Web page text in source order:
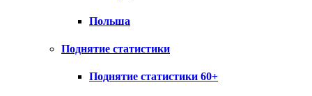
Польша
Поднятие статистики
Поднятие статистики 60+